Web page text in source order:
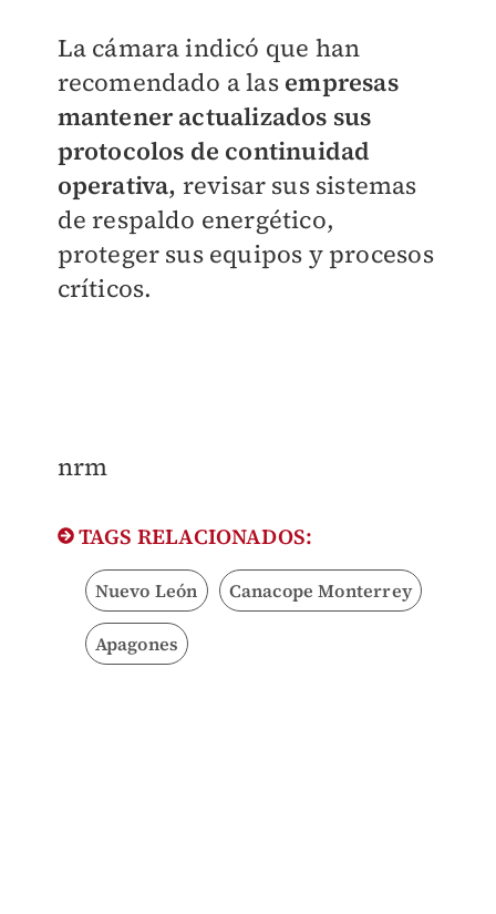
La cámara indicó que han
recomendado a las empresas
mantener actualizados sus
protocolos de continuidad
operativa, revisar sus sistemas
de respaldo energético,
proteger sus equipos y procesos
críticos.
nrm
TAGS RELACIONADOS:
Nuevo León Canacope Monterrey
Apagones